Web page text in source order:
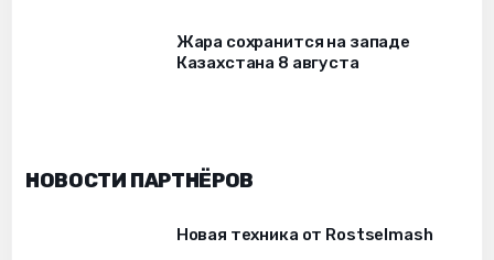
Жара сохранится на западе
Казахстана 8 августа
НОВОСТИ ПАРТНЁРОВ
Новая техника от Rostselmash